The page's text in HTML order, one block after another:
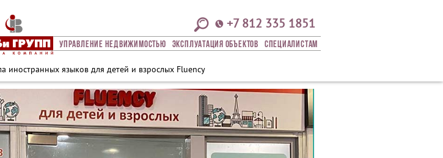
+7 812 335 1851
Управление Недвижимостью Эксплуатация Объектов СПЕЦИАЛИСТАМ
иностранных языков для детей и взрослых Fluency